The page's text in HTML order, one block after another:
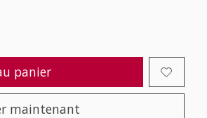
panier
maintenant